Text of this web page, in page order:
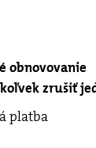
obnovovanie
zrušiť
platba